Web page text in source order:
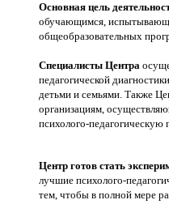
Основная цель
обучающимся,
общеобразовательных
Специалисты Центра
педагогической
детьми и семьями. Также
организациям,
психолого-педагогическую
Центр готов стать
лучшие психолого-
тем, чтобы в полной мере